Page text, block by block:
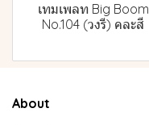
เทมเพลท Big Boom
No.104 (วงรี) คละสี
About